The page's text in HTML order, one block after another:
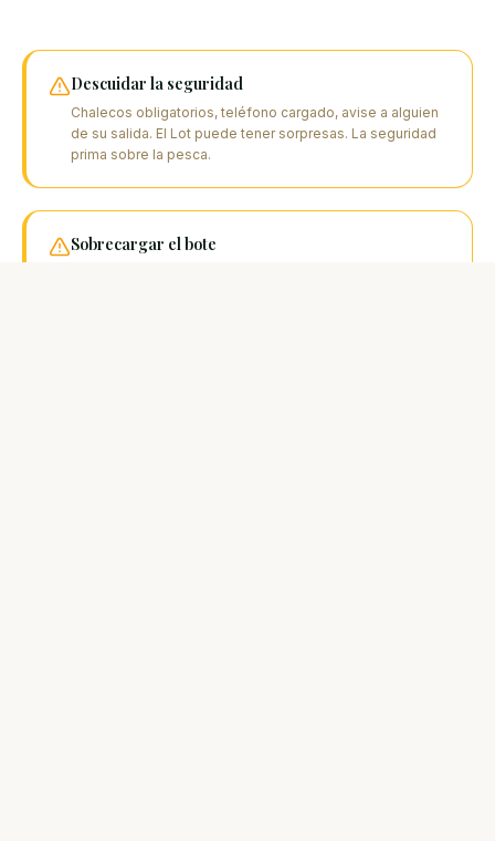
Descuidar la seguridad
Chalecos obligatorios, teléfono cargado, avise a alguien
de su salida. El Lot puede tener sorpresas. La seguridad
prima sobre la pesca.
Sobrecargar el bote